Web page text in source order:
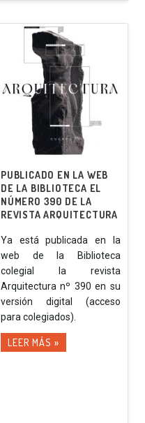
PUBLICADO EN LA WEB
DE LA BIBLIOTECA EL
NÚMERO 390 DE LA
REVISTA ARQUITECTURA
Ya está publicada en la
web de la Biblioteca
colegial la revista
Arquitectura nº 390 en su
versión digital (acceso
para colegiados).
LEER MÁS »